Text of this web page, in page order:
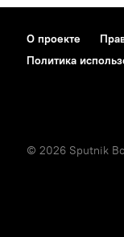
О проекте
Политика
© 2026 Sputnik